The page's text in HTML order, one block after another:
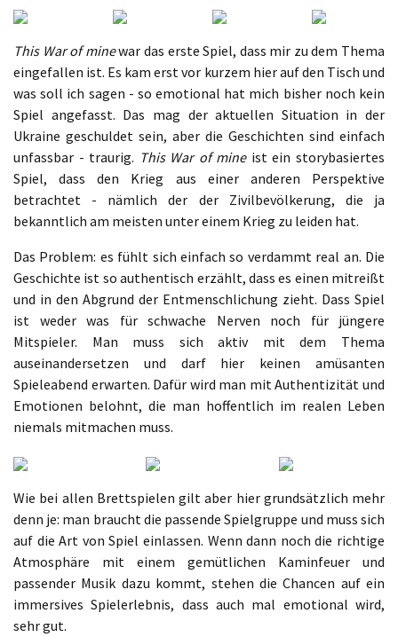
This War of minewar das erste Spiel, dass mir zu dem Thema
eingefallen ist. Es kam erst vor kurzem hier auf den Tisch und
was soll ich sagen - so emotional hat mich bisher noch kein
Spiel angefasst. Das mag der aktuellen Situation in der
Ukraine geschuldet sein, aber die Geschichten sind einfach
unfassbar - traurig. This War of mineist ein storybasiertes
Spiel, dass den Krieg aus einer anderen Perspektive
betrachtet - nämlich der der Zivilbevölkerung, die ja
bekanntlich am meisten unter einem Krieg zu leiden hat.
Das Problem: es fühlt sich einfach so verdammt real an. Die
Geschichte ist so authentisch erzählt, dass es einen mitreißt
und in den Abgrund der Entmenschlichung zieht. Dass Spiel
ist weder was für schwache Nerven noch für jüngere
Mitspieler. Man muss sich aktiv mit dem Thema
auseinandersetzen und darf hier keinen amüsanten
Spieleabend erwarten. Dafür wird man mit Authentizität und
Emotionen belohnt, die man hoffentlich im realen Leben
niemals mitmachen muss.
Wie bei allen Brettspielen gilt aber hier grundsätzlich mehr
denn je: man braucht die passende Spielgruppe und muss sich
auf die Art von Spiel einlassen. Wenn dann noch die richtige
Atmosphäre mit einem gemütlichen Kaminfeuer und
passender Musik dazu kommt, stehen die Chancen auf ein
immersives Spielerlebnis, dass auch mal emotional wird,
sehr gut.